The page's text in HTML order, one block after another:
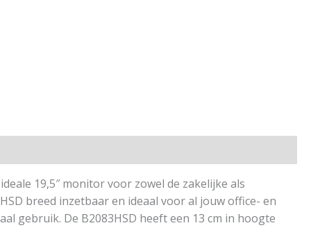
19,5″ monitor voor zowel de zakelijke als
breed inzetbaar en ideaal voor al jouw office- en
gebruik. De B2083HSD heeft een 13 cm in hoogte